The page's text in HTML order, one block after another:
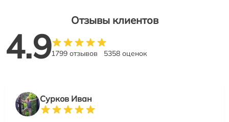
Отзывы клиентов
4.91799 отзывов 5358 оценок
Сурков Иван